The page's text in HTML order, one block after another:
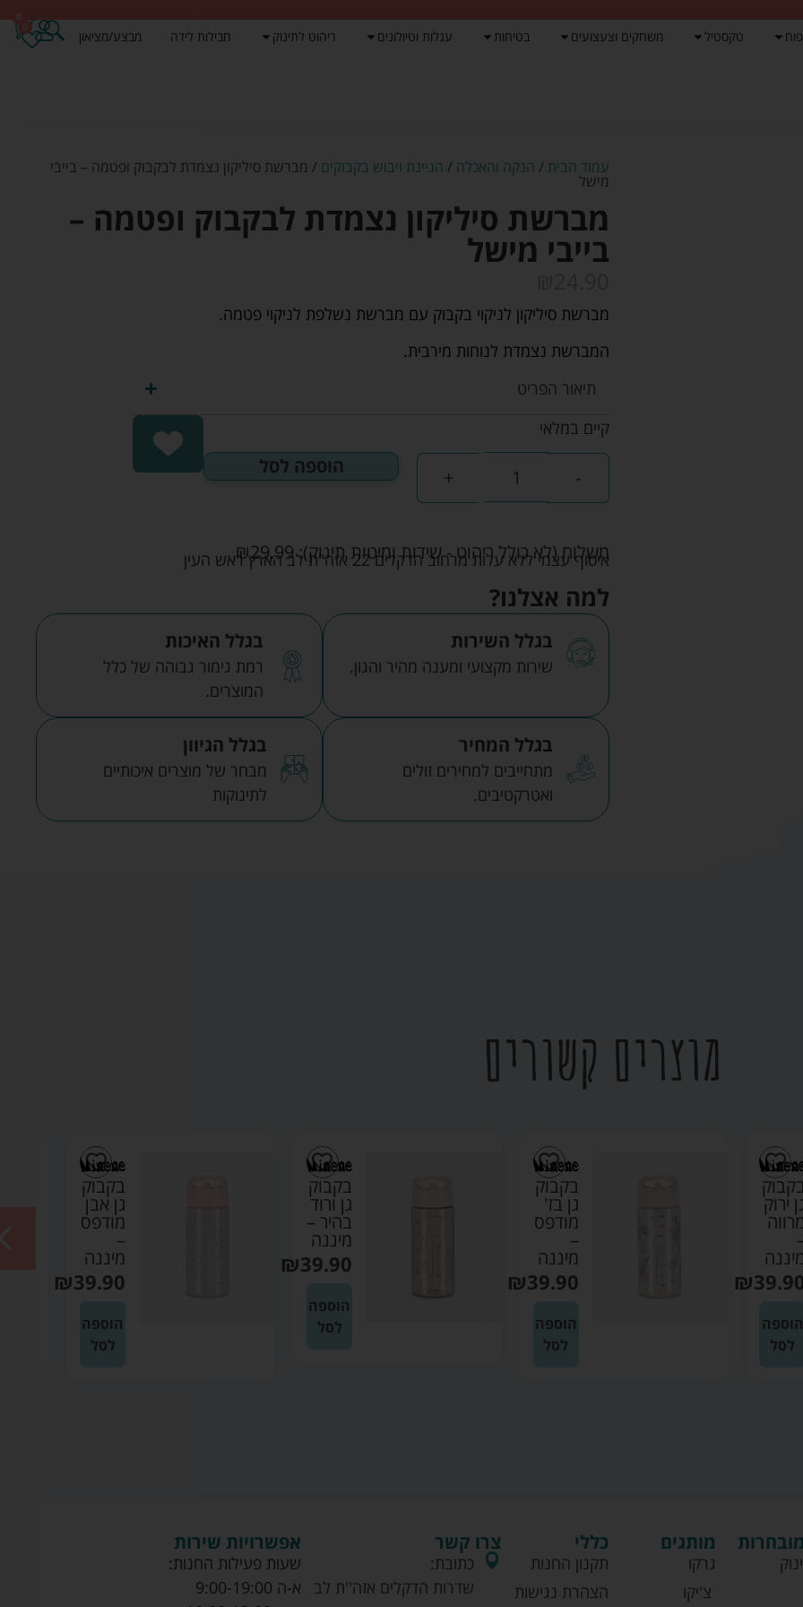
טקסטיל משחקים וצעצועים בטיחות עגלות וטיולונים ריהוט לתינוק חבילות לידה מבצע/מציאון
0
עמוד הבית / הנקה והאכלה / הגיינת ויבוש בקבוקים / מברשת סיליקון נצמדת לבקבוק ופטמה – בייבי
מישל
מברשת סיליקון נצמדת לבקבוק ופטמה –
בייבי מישל
מברשת סיליקון לניקוי בקבוק עם מברשת נשלפת לניקוי פטמה.
המברשת נצמדת לנוחות מירבית.
תיאור הפריט
קיים במלאי
-
+ הוספה לסל
משלוח (לא כולל ריהוט - שידות ומיטות תינוק): ₪29.99 איסוף עצמי ללא עלות מרחוב הדקלים 22 אזה"ת לב הארץ ראש העין
למה אצלנו?
בגלל השירות
שירות מקצועי ומענה מהיר והגון.
בגלל האיכות
רמת גימור גבוהה של כלל
המוצרים.
בגלל המחיר
מתחייבים למחירים זולים
ואטרקטיבים.
בגלל הגיוון
מבחר של מוצרים איכותיים
לתינוקות
מוצרים קשורים
בקבוק
גן בז'
מודפס
מיננה
39.90
הוספה
לסל
בקבוק
גן ורוד
בהיר –
39.90
לסל
בקבוק
גן אבן
מודפס
–
מיננה
הוספה
בקבוק
גן אבן
–
39.90
לסל
מותגים
גרקו
צ'יקו
כללי
תקנון החנות
הצהרת נגישות
צרו קשר
כתובת:
שדרות הדקלים אזה''ת לב
אפשרויות שירות
שעות פעילות החנות:
א-ה 9:00-19:00